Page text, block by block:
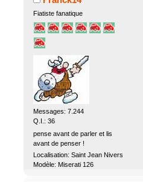
Fiatiste fanatique
Messages: 7.244
Q.I.: 36
pense avant de parler et lis
avant de penser !
Localisation: Saint Jean Nivers
Modèle: Miserati 126